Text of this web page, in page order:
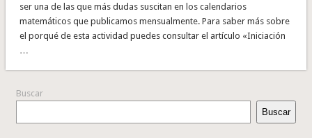
ser una de las que más dudas suscitan en los calendarios
matemáticos que publicamos mensualmente. Para saber más sobre
el porqué de esta actividad puedes consultar el artículo «Iniciación
…
Buscar
Buscar